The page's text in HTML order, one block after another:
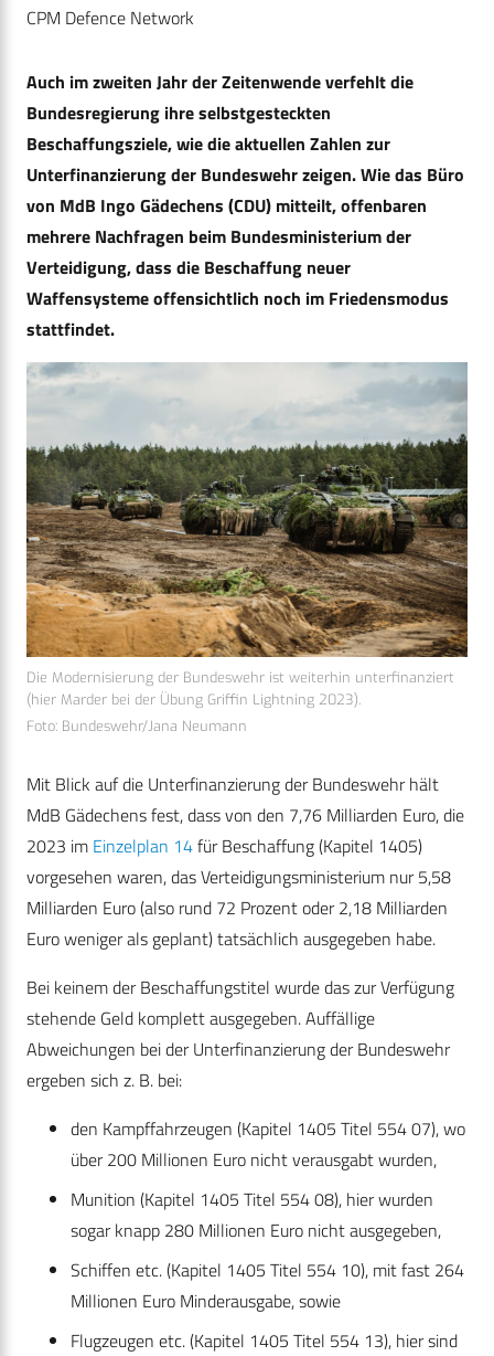
CPM Defence Network
Auch im zweiten Jahr der Zeitenwende verfehlt die
Bundesregierung ihre selbstgesteckten
Beschaffungsziele, wie die aktuellen Zahlen zur
Unterfinanzierung der Bundeswehr zeigen. Wie das Büro
von MdB Ingo Gädechens (CDU) mitteilt, offenbaren
mehrere Nachfragen beim Bundesministerium der
Verteidigung, dass die Beschaffung neuer
Waffensysteme offensichtlich noch im Friedensmodus
stattfindet.
Die Modernisierung der Bundeswehr ist weiterhin unterfinanziert
(hier Marder bei der Übung Griffin Lightning 2023).
Foto: Bundeswehr/Jana Neumann
Mit Blick auf die Unterfinanzierung der Bundeswehr hält
MdB Gädechens fest, dass von den 7,76 Milliarden Euro, die
2023 im Einzelplan 14für Beschaffung (Kapitel 1405)
vorgesehen waren, das Verteidigungsministerium nur 5,58
Milliarden Euro (also rund 72 Prozent oder 2,18 Milliarden
Euro weniger als geplant) tatsächlich ausgegeben habe.
Bei keinem der Beschaffungstitel wurde das zur Verfügung
stehende Geld komplett ausgegeben. Auffällige
Abweichungen bei der Unterfinanzierung der Bundeswehr
ergeben sich z. B. bei:
den Kampffahrzeugen (Kapitel 1405 Titel 554 07), wo
über 200 Millionen Euro nicht verausgabt wurden,
Munition (Kapitel 1405 Titel 554 08), hier wurden
sogar knapp 280 Millionen Euro nicht ausgegeben,
Schiffen etc. (Kapitel 1405 Titel 554 10), mit fast 264
Millionen Euro Minderausgabe, sowie
Flugzeugen etc. (Kapitel 1405 Titel 554 13), hier sind